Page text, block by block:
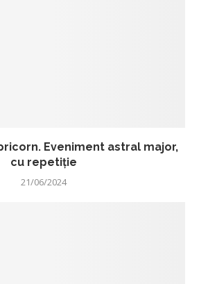
Eveniment astral major,
cu repetiție
21/06/2024